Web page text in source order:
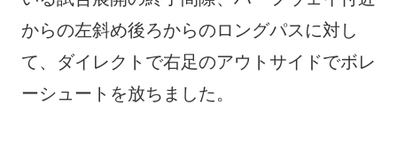
からの左斜め後ろからのロングパスに対し
て、ダイレクトで右足のアウトサイドでボレ
ーシュートを放ちました。